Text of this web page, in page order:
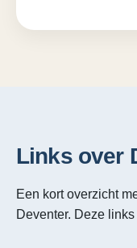
Links over
Een kort overzicht
Deventer. Deze